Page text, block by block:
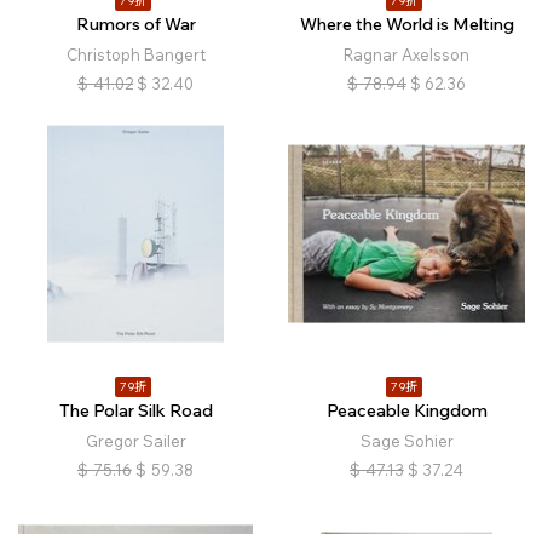
Rumors of War
Christoph Bangert
$ 41.02 $ 32.40
Where the World is Melting
Ragnar Axelsson
$ 78.94 $ 62.36
79折
The Polar Silk Road
Gregor Sailer
$ 75.16 $ 59.38
79折
Peaceable Kingdom
Sage Sohier
$ 47.13 $ 37.24